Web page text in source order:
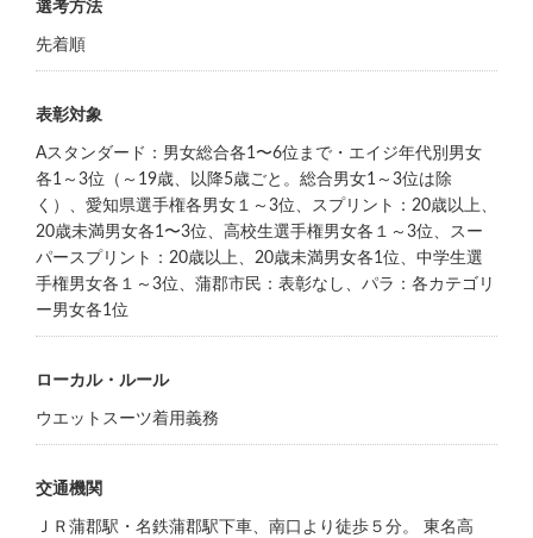
選考方法
先着順
表彰対象
Aスタンダード：男女総合各1〜6位まで・エイジ年代別男女
各1～3位（～19歳、以降5歳ごと。総合男女1～3位は除
く）、愛知県選手権各男女１～3位、スプリント：20歳以上、
20歳未満男女各1〜3位、高校生選手権男女各１～3位、スー
パースプリント：20歳以上、20歳未満男女各1位、中学生選
手権男女各１～3位、蒲郡市民：表彰なし、パラ：各カテゴリ
ー男女各1位
ローカル・ルール
ウエットスーツ着用義務
交通機関
ＪＲ蒲郡駅・名鉄蒲郡駅下車、南口より徒歩５分。 東名高